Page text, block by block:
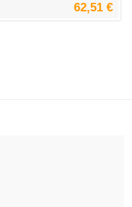
62,51 €